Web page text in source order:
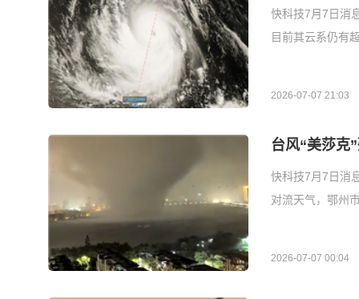
快科技7月7日消
目前其云系仍有
2026-07-07 21:03
台风“美莎克
快科技7月7日消
对流天气，鄂州
2026-07-07 00:04